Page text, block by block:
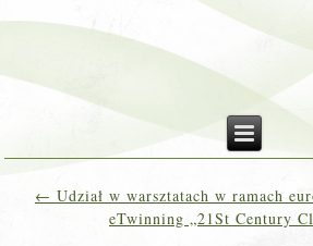
← Udział w warsztatach w ramach
eTwinning „21St Century